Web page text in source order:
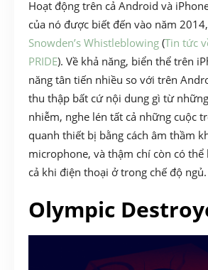
Hoạt động trên cả Android và
của nó được biết đến vào năm
Snowden’s Whistleblowing (Tin tức
PRIDE). Về khả năng, biển thể trên
năng tân tiến nhiều so với trên
thu thập bất cứ nội dung gì từ
nhiễm, nghe lén tất cả những cuộc
quanh thiết bị bằng cách âm thầm
microphone, và thậm chí còn có thể
cả khi điện thoại ở trong chế độ ngủ.
Olympic